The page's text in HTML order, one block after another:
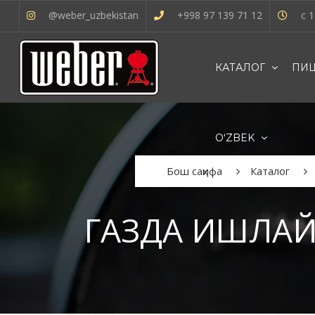
@weber_uzbekistan +998 97 139 71 12 с
КАТАЛОГ
OʻZBEK
ГАЗДА
Бош саҳифа Каталог